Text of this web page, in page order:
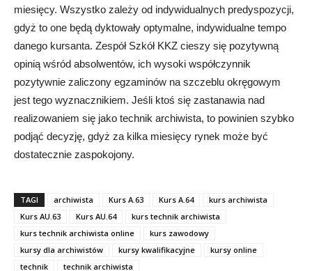
miesięcy. Wszystko zależy od indywidualnych predyspozycji,
gdyż to one będą dyktowały optymalne, indywidualne tempo
danego kursanta. Zespół Szkół KKZ cieszy się pozytywną
opinią wśród absolwentów, ich wysoki współczynnik
pozytywnie zaliczony egzaminów na szczeblu okręgowym
jest tego wyznacznikiem. Jeśli ktoś się zastanawia nad
realizowaniem się jako technik archiwista, to powinien szybko
podjąć decyzję, gdyż za kilka miesięcy rynek może być
dostatecznie zaspokojony.
TAGI archiwista Kurs A.63 Kurs A.64
kurs archiwista
Kurs AU.63
Kurs AU.64
kurs technik archiwista
kurs technik archiwista online
kurs zawodowy
kursy dla archiwistów
kursy kwalifikacyjne
kursy online
technik
technik archiwista